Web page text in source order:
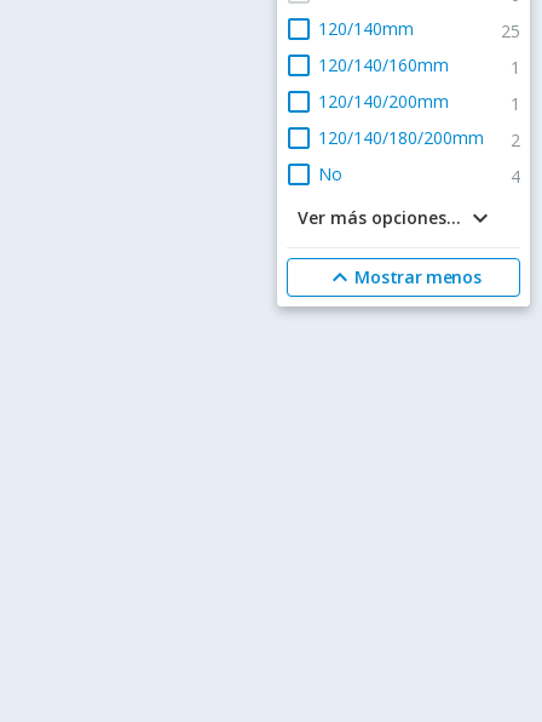
check_box_outline_blank 120/140mm 25
check_box_outline_blank 120/140/160mm 1
check_box_outline_blank 120/140/200mm 1
check_box_outline_blank 120/140/180/200mm 2
check_box_outline_blank No 4
keyboard_arrow_down
Ver más opciones...
expand_less Mostrar menos